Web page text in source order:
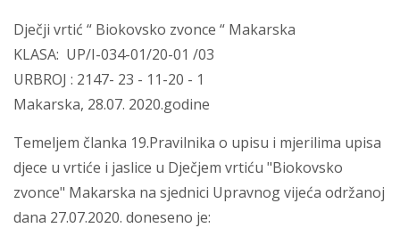
Dječji vrtić “ Biokovsko zvonce “ Makarska
KLASA: UP/I-034-01/20-01 /03
URBROJ : 2147- 23 - 11-20 - 1
Makarska, 28.07. 2020.godine
Temeljem članka 19.Pravilnika o upisu i mjerilima upisa
djece u vrtiće i jaslice u Dječjem vrtiću "Biokovsko
zvonce" Makarska na sjednici Upravnog vijeća održanoj
dana 27.07.2020. doneseno je: